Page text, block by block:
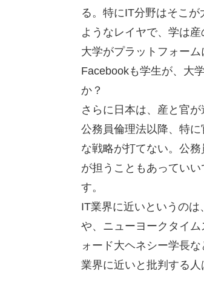
る。特にIT分野はそこ
ようなレイヤで、学は
大学がプラットフォー
Facebookも学生が、大
か？
さらに日本は、産と官
公務員倫理法以降、特
な戦略が打てない。公
が担うこともあってい
す。
IT業界に近いというの
や、ニューヨークタイ
ォード大ヘネシー学長
業界に近いと批判する人